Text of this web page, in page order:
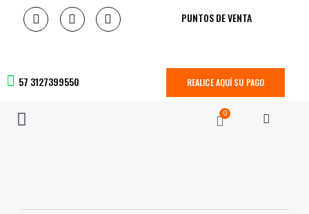
PUNTOS DE VENTA
57 3127399550 REALICE AQUÍ SU PAGO
0